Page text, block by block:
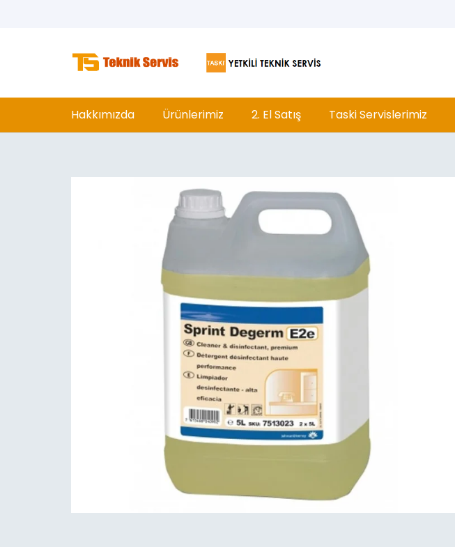
Hakkımızda Ürünlerimiz 2. El Satış Taski Servislerimiz